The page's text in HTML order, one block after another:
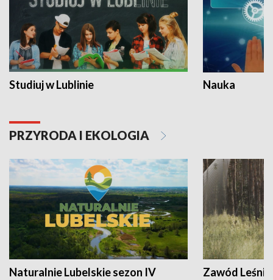
Studiuj w Lublinie Nauka
PRZYRODA I EKOLOGIA
Naturalnie Lubelskie sezon IV Zawód Leśnik